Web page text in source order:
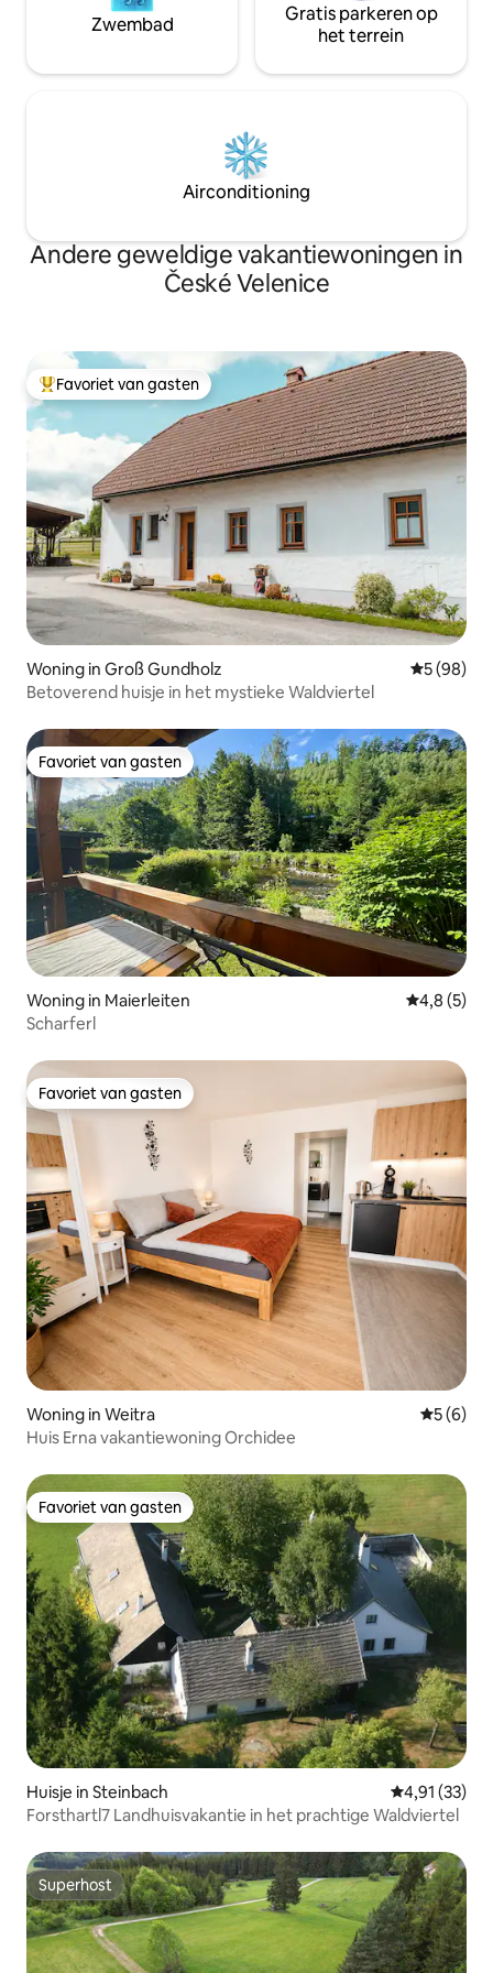
Zwembad
Gratis parkeren op
het terrein
Airconditioning
Andere geweldige vakantiewoningen in
České Velenice
Topfavoriet van gasten
Favoriet van gasten
Woning in Groß Gundholz
5 (98)
Betoverend huisje in het mystieke Waldviertel
Favoriet van gasten
Favoriet van gasten
Woning in Maierleiten
4,8 (5)
Scharferl
Favoriet van gasten
Favoriet van gasten
Woning in Weitra
5 (6)
Huis Erna vakantiewoning Orchidee
Favoriet van gasten
Favoriet van gasten
Huisje in Steinbach Gemiddelde
4,91 (33)
Forsthartl7 Landhuisvakantie in het prachtige Waldviertel
Superhost
Superhost